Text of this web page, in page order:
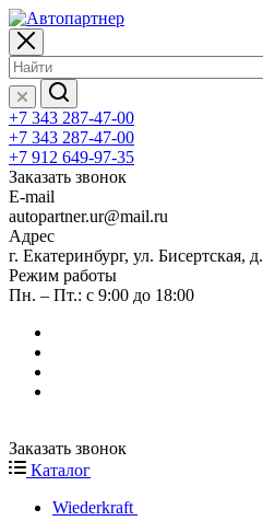
+7 343 287-47-00
+7 343 287-47-00
+7 912 649-97-35
Заказать звонок
E-mail
autopartner.ur@mail.ru
Адрес
г. Екатеринбург, ул. Бисертская,
Режим работы
Пн. – Пт.: с 9:00 до 18:00
Заказать звонок
Каталог
Wiederkraft